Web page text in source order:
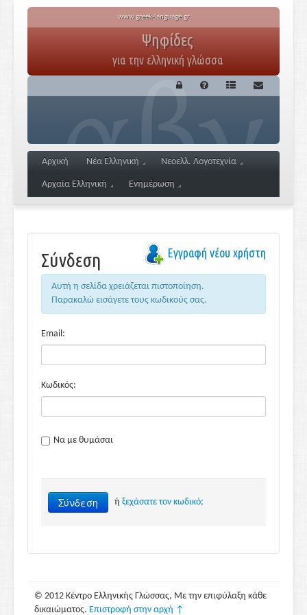
www.greek-language.gr
Ψηφίδες
για την ελληνική γλώσσα
Αρχική Νέα Ελληνική Νεοελλ. Λογοτεχνία
Αρχαία Ελληνική Ενημέρωση
Σύνδεση Εγγραφή νέου χρήστη
Αυτή η σελίδα χρειάζεται πιστοποίηση.
Παρακαλώ εισάγετε τους κωδικούς σας.
Email:
Κωδικός:
Να με θυμάσαι
Σύνδεση ή ξεχάσατε τον κωδικό;
© 2012 Κέντρο Ελληνικής Γλώσσας, Με την επιφύλαξη κάθε
δικαιώματος. Επιστροφή στην αρχή ↑